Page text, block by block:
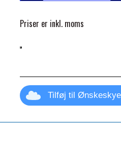
Priser er inkl. moms
Tilføj til